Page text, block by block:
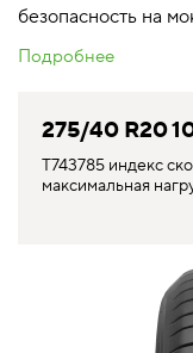
безопасность на
Подробнее
275/40 R20
T743785 индекс
максимальная